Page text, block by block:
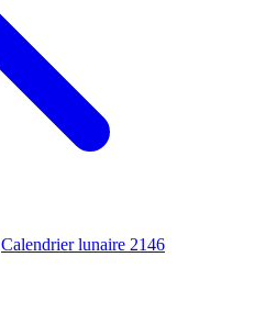
Calendrier lunaire 2146